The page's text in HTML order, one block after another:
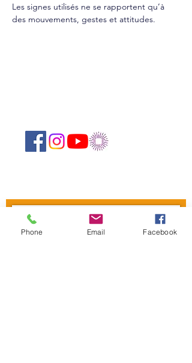
Les signes utilisés ne se rapportent qu’à
des mouvements, gestes et attitudes.
Rejoin
Phone Email Facebook